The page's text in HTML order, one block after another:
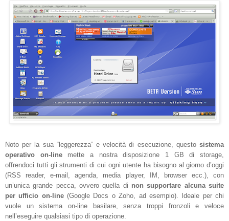
Noto per la sua “leggerezza” e velocità di esecuzione, questo sistema
operativo on-linemette a nostra disposizione 1 GB di storage,
offrendoci tutti gli strumenti di cui ogni utente ha bisogno al giorno d’oggi
(RSS reader, e-mail, agenda, media player, IM, browser ecc.), con
un’unica grande pecca, ovvero quella di non supportare alcuna suite
per ufficio on-line(Google Docs o Zoho, ad esempio). Ideale per chi
vuole un sistema on-line basilare, senza troppi fronzoli e veloce
nell’eseguire qualsiasi tipo di operazione.